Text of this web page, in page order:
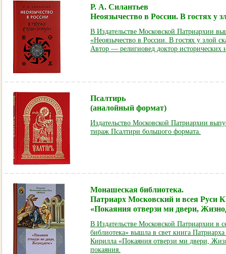
Р. А. Силантьев
Неоязычество в России. В гостях у
В Издательстве Московской Патриархии
«Неоязычество в России. В гостях у злой
Автор — религиовед доктор исторических
Псалтирь
(аналойный формат)
Издательство Московской Патриархии
тираж Псалтири большого формата.
Монашеская библиотека.
Патриарх Московский и всея
«Покаяния отверзи ми двери,
В Издательстве Московской Патриархии в
библиотека» вышла в свет книга
Кирилла «Покаяния отверзи ми двери,
покаяния.